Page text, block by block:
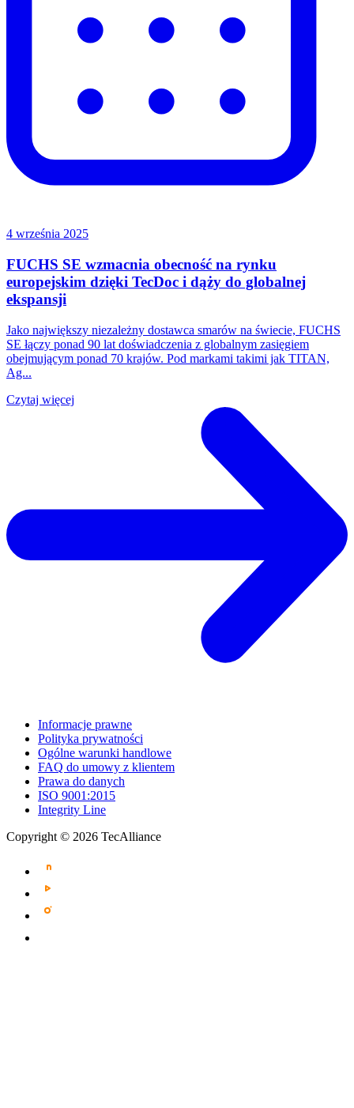
4 września 2025
FUCHS SE wzmacnia obecność na rynku
europejskim dzięki TecDoc i dąży do globalnej
ekspansji
Jako największy niezależny dostawca smarów na świecie, FUCHS
SE łączy ponad 90 lat doświadczenia z globalnym zasięgiem
obejmującym ponad 70 krajów. Pod markami takimi jak TITAN,
Ag...
Czytaj więcej
Informacje prawne
Polityka prywatności
Ogólne warunki handlowe
FAQ do umowy z klientem
Prawa do danych
ISO 9001:2015
Integrity Line
Copyright © 2026 TecAlliance